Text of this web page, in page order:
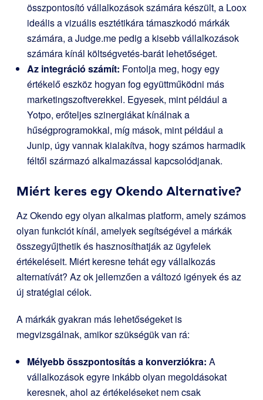
összpontosító vállalkozások számára készült, a Loox
ideális a vizuális esztétikára támaszkodó márkák
számára, a Judge.me pedig a kisebb vállalkozások
számára kínál költségvetés-barát lehetőséget.
Az integráció számít: Fontolja meg, hogy egy
értékelő eszköz hogyan fog együttműködni más
marketingszoftverekkel. Egyesek, mint például a
Yotpo, erőteljes szinergiákat kínálnak a
hűségprogramokkal, míg mások, mint például a
Junip, úgy vannak kialakítva, hogy számos harmadik
féltől származó alkalmazással kapcsolódjanak.
Miért keres egy Okendo Alternative?
Az Okendo egy olyan alkalmas platform, amely számos
olyan funkciót kínál, amelyek segítségével a márkák
összegyűjthetik és hasznosíthatják az ügyfelek
értékeléseit. Miért keresne tehát egy vállalkozás
alternatívát? Az ok jellemzően a változó igények és az
új stratégiai célok.
A márkák gyakran más lehetőségeket is
megvizsgálnak, amikor szükségük van rá:
Mélyebb összpontosítás a konverziókra: A
vállalkozások egyre inkább olyan megoldásokat
keresnek, ahol az értékeléseket nem csak